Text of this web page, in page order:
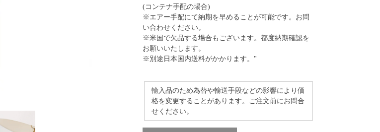
(コンテナ手配の場合)
※エアー手配にて納期を早めることが可能です。お問
い合わせください。
※米国で欠品する場合もございます。都度納期確認を
お願いいたします。
※別途日本国内送料がかかります。"
輸入品のため為替や輸送手段などの影響により価
格を変更することがあります。ご注文前にお問合
せください。